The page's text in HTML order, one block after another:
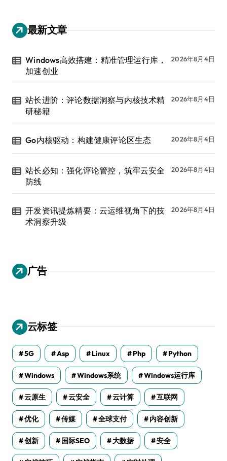
最新文章
Windows高效搭建：精准管理运行库，
加速创业
2026年8月4日
站长进阶：评论数据洞察与内核技术精
研秘籍
2026年8月4日
Go内核驱动：构建健康评论区生态 2026年8月4日
站长必知：强化评论管控，筑牢云安全
防线
2026年8月4日
开发资讯提炼精要：云运维视角下的技
术洞察升级
2026年8月4日
广告
云标签
5G Asp Linux Php Python
Windows Windows系统 Windows运行库
云原生 云安全 云计算 互联网
优化 传媒 全球支付 内容创新
创新 国际SEO 大数据 安全